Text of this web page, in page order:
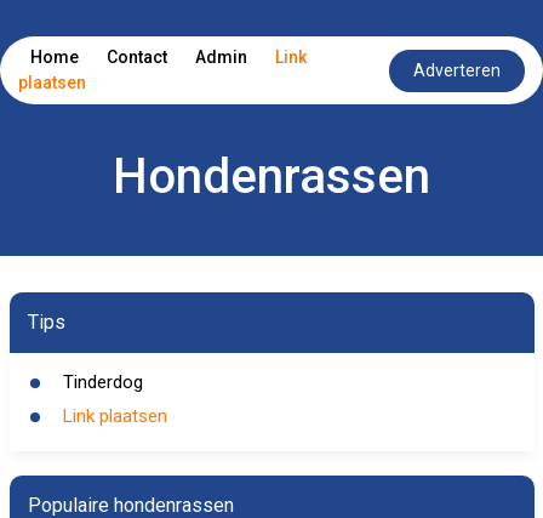
Home Contact Admin
Link
plaatsen
Adverteren
Hondenrassen
Tips
Tinderdog
Link plaatsen
Populaire hondenrassen